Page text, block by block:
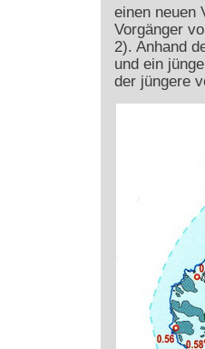
einen neuen
Vorgänger
2). Anhand
und ein
der jüngere